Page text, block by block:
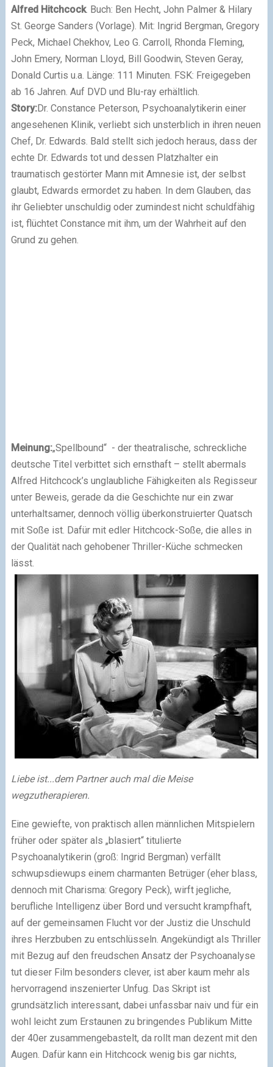
Alfred Hitchcock. Buch: Ben Hecht, John Palmer & Hilary
St. George Sanders (Vorlage). Mit: Ingrid Bergman, Gregory
Peck, Michael Chekhov, Leo G. Carroll, Rhonda Fleming,
John Emery, Norman Lloyd, Bill Goodwin, Steven Geray,
Donald Curtis u.a. Länge: 111 Minuten. FSK: Freigegeben
ab 16 Jahren. Auf DVD und Blu-ray erhältlich.
Story:Dr. Constance Peterson, Psychoanalytikerin einer
angesehenen Klinik, verliebt sich unsterblich in ihren neuen
Chef, Dr. Edwards. Bald stellt sich jedoch heraus, dass der
echte Dr. Edwards tot und dessen Platzhalter ein
traumatisch gestörter Mann mit Amnesie ist, der selbst
glaubt, Edwards ermordet zu haben. In dem Glauben, das
ihr Geliebter unschuldig oder zumindest nicht schuldfähig
ist, flüchtet Constance mit ihm, um der Wahrheit auf den
Grund zu gehen.
Meinung:„Spellbound“ - der theatralische, schreckliche
deutsche Titel verbittet sich ernsthaft – stellt abermals
Alfred Hitchcock’s unglaubliche Fähigkeiten als Regisseur
unter Beweis, gerade da die Geschichte nur ein zwar
unterhaltsamer, dennoch völlig überkonstruierter Quatsch
mit Soße ist. Dafür mit edler Hitchcock-Soße, die alles in
der Qualität nach gehobener Thriller-Küche schmecken
lässt.
Liebe ist...dem Partner auch mal die Meise
wegzutherapieren.
Eine gewiefte, von praktisch allen männlichen Mitspielern
früher oder später als „blasiert“ titulierte
Psychoanalytikerin (groß: Ingrid Bergman) verfällt
schwupsdiewups einem charmanten Betrüger (eher blass,
dennoch mit Charisma: Gregory Peck), wirft jegliche,
berufliche Intelligenz über Bord und versucht krampfhaft,
auf der gemeinsamen Flucht vor der Justiz die Unschuld
ihres Herzbuben zu entschlüsseln. Angekündigt als Thriller
mit Bezug auf den freudschen Ansatz der Psychoanalyse
tut dieser Film besonders clever, ist aber kaum mehr als
hervorragend inszenierter Unfug. Das Skript ist
grundsätzlich interessant, dabei unfassbar naiv und für ein
wohl leicht zum Erstaunen zu bringendes Publikum Mitte
der 40er zusammengebastelt, da rollt man dezent mit den
Augen. Dafür kann ein Hitchcock wenig bis gar nichts,